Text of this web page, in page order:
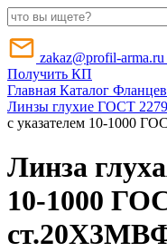
zakaz@profil-arma.ru
Получить КП
Главная Каталог
Линзы глухие ГОСТ
с указателем 10-1000
Линза
10-1000